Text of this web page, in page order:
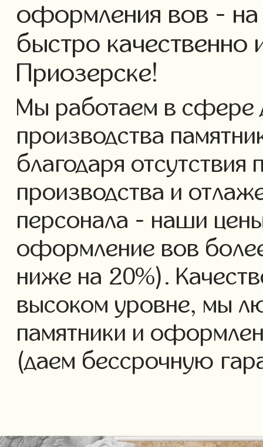
оформления вов - на
быстро качественно
Приозерске!
Мы работаем в сфере
производства
благодаря отсутствия
производства и
персонала - наши
оформление вов
ниже на 20%).
высоком уровне, мы
памятники и
(даем бессрочную